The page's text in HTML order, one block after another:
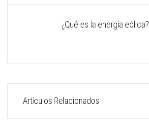
¿Qué es la energía eólica?
Artículos Relacionados